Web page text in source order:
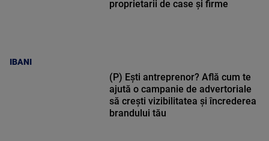
IBANI
proprietarii de case și firme
(P) Ești antreprenor? Află cum te
ajută o campanie de advertoriale
să crești vizibilitatea și încrederea
brandului tău